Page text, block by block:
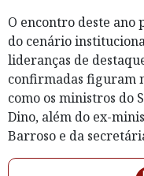
O encontro deste ano
do cenário
lideranças de
confirmadas figuram
como os ministros do
Dino, além do ex-
Barroso e da